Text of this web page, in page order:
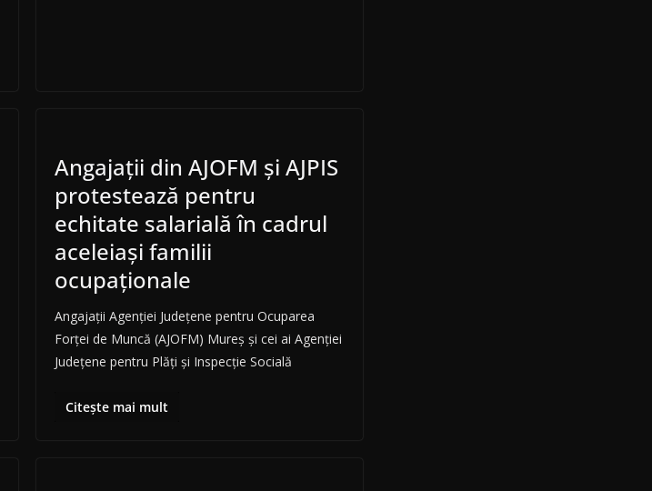
Angajaţii din AJOFM şi AJPIS
protestează pentru
echitate salarială în cadrul
aceleiaşi familii
ocupaţionale
Angajaţii Agenţiei Judeţene pentru Ocuparea
Forţei de Muncă (AJOFM) Mureş şi cei ai Agenţiei
Judeţene pentru Plăţi şi Inspecţie Socială
Citește mai mult